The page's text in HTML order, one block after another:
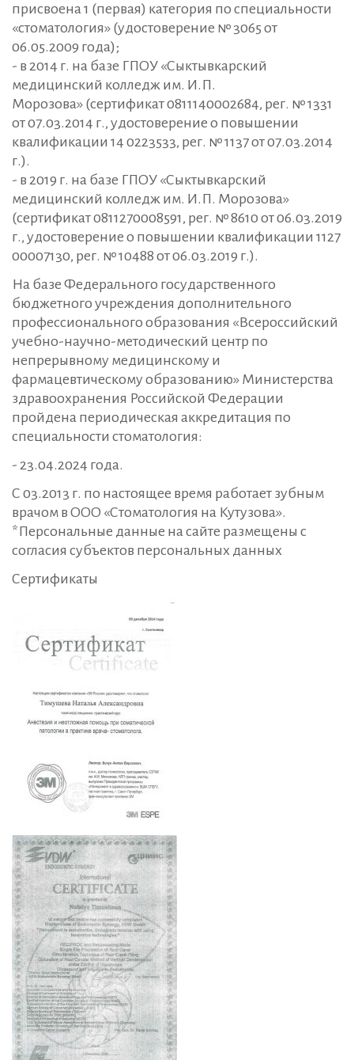
присвоена 1 (первая) категория по специальности
«стоматология» (удостоверение № 3065 от
06.05.2009 года);
- в 2014 г. на базе ГПОУ «Сыктывкарский
медицинский колледж им. И.П.
Морозова» (сертификат 0811140002684, рег. № 1331
от 07.03.2014 г., удостоверение о повышении
квалификации 14 0223533, рег. № 1137 от 07.03.2014
г.).
- в 2019 г. на базе ГПОУ «Сыктывкарский
медицинский колледж им. И.П. Морозова»
(сертификат 0811270008591, рег. № 8610 от 06.03.2019
г., удостоверение о повышении квалификации 1127
00007130, рег. № 10488 от 06.03.2019 г.).
На базе Федерального государственного
бюджетного учреждения дополнительного
профессионального образования «Всероссийский
учебно-научно-методический центр по
непрерывному медицинскому и
фармацевтическому образованию» Министерства
здравоохранения Российской Федерации
пройдена периодическая аккредитация по
специальности стоматология:
- 23.04.2024 года.
С 03.2013 г. по настоящее время работает зубным
врачом в ООО «Стоматология на Кутузова».
*Персональные данные на сайте размещены с
согласия субъектов персональных данных
Сертификаты